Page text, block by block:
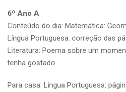
6º Ano A
Conteúdo do dia: Matemática:
Língua Portuguesa: correção das
Literatura: Poema sobre um
tenha gostado.
Para casa: Língua Portuguesa: